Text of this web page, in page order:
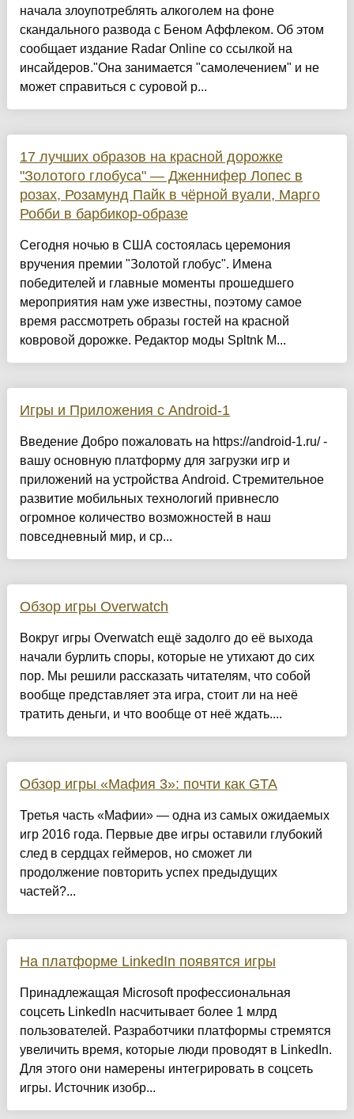
начала злоупотреблять алкоголем на фоне
скандального развода с Беном Аффлеком. Об этом
сообщает издание Radar Online со ссылкой на
инсайдеров."Она занимается "самолечением" и не
может справиться с суровой р...
17 лучших образов на красной дорожке
"Золотого глобуса" — Дженнифер Лопес в
розах, Розамунд Пайк в чёрной вуали, Марго
Робби в барбикор-образе
Сегодня ночью в США состоялась церемония
вручения премии "Золотой глобус". Имена
победителей и главные моменты прошедшего
мероприятия нам уже известны, поэтому самое
время рассмотреть образы гостей на красной
ковровой дорожке. Редактор моды Spltnk М...
Игры и Приложения с Android-1
Введение Добро пожаловать на https://android-1.ru/ -
вашу основную платформу для загрузки игр и
приложений на устройства Android. Стремительное
развитие мобильных технологий привнесло
огромное количество возможностей в наш
повседневный мир, и ср...
Обзор игры Overwatch
Вокруг игры Overwatch ещё задолго до её выхода
начали бурлить споры, которые не утихают до сих
пор. Мы решили рассказать читателям, что собой
вообще представляет эта игра, стоит ли на неё
тратить деньги, и что вообще от неё ждать....
Обзор игры «Мафия 3»: почти как GTA
Третья часть «Мафии» — одна из самых ожидаемых
игр 2016 года. Первые две игры оставили глубокий
след в сердцах геймеров, но сможет ли
продолжение повторить успех предыдущих
частей?...
На платформе LinkedIn появятся игры
Принадлежащая Microsoft профессиональная
соцсеть LinkedIn насчитывает более 1 млрд
пользователей. Разработчики платформы стремятся
увеличить время, которые люди проводят в LinkedIn.
Для этого они намерены интегрировать в соцсеть
игры. Источник изобр...